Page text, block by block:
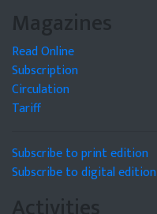
Magazines
Read Online
Subscription
Circulation
Tariff
Subscribe to print edition
Subscribe to digital edition